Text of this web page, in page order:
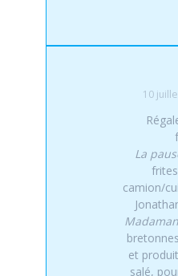
10
La
camion/
et
salé,